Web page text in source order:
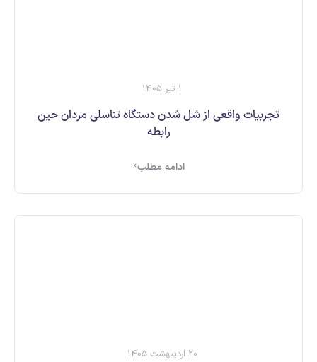
1 تیر 1405
تجربیات واقعی از شل شدن دستگاه تناسلی مردان حین
رابطه
ادامه مطلب
20 اردیبهشت 1405